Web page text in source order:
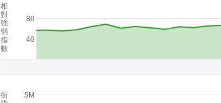
40
80
5M
相
對
強
弱
指
數
街